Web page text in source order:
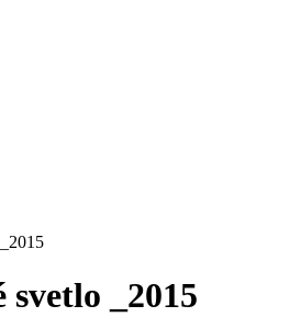
svetlo _2015